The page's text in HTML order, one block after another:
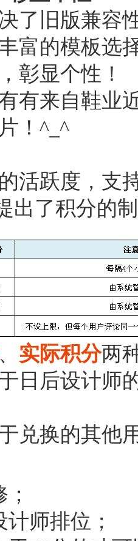
了旧版兼容
富的模板选
彰显个性！
有来自鞋业
！^_^
活跃度，支
出了积分的
实际积分两
日后设计师
兑换的其他
师排位；